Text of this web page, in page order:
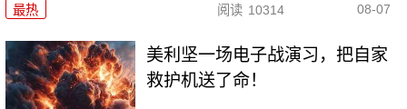
最热 阅读 10314 08-07
美利坚一场电子战演习，把自家
救护机送了命！